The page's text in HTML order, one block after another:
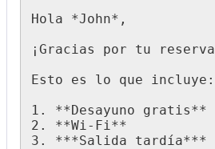
Hola
*John* ,
¡ Gracias por tu reserva
Esto
es lo que incluye :
1 . **Desayuno gratis**
2 . **Wi- Fi**
3 . ***Salida tardía***